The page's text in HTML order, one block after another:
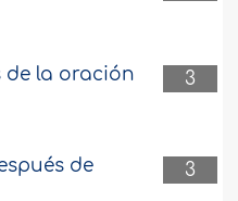
3
de la oración
3
de